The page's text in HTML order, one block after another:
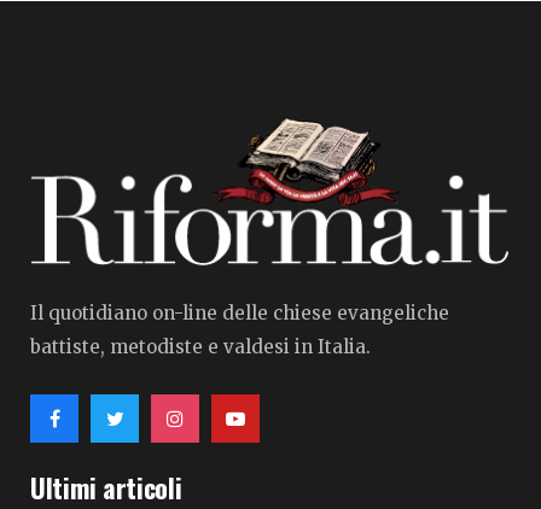
Il quotidiano on-line delle chiese evangeliche
battiste, metodiste e valdesi in Italia.
Ultimi articoli